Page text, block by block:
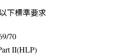
下標準要求
70
II(HLP)